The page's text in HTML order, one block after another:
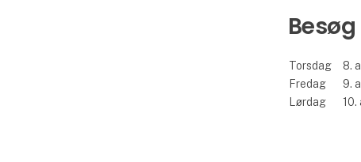
Torsdag 8.
Fredag
9.
Lørdag